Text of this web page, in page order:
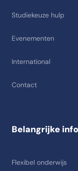
Studiekeuze hulp
Evenementen
International
Contact
Belangrijke
Flexibel onderwijs